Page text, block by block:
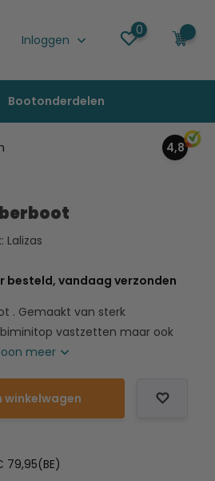
Inloggen
0
Bootonderdelen
4,8
Lalizas
besteld, vandaag verzonden
. Gemaakt van sterk
vastzetten maar ook
meer
winkelwagen